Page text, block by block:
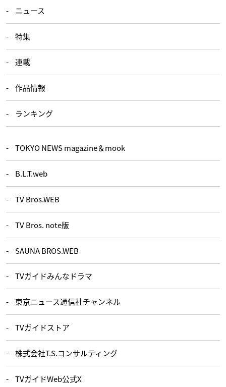
ニュース
特集
連載
作品情報
ランキング
TOKYO NEWS magazine＆mook
B.L.T.web
TV Bros.WEB
TV Bros. note版
SAUNA BROS.WEB
TVガイドみんなドラマ
東京ニュース通信社チャンネル
TVガイドストア
株式会社T.S.コンサルティング
TVガイドWeb公式X